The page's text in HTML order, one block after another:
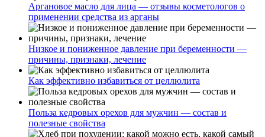
Аргановое масло для лица — отзывы косметологов о
применении средства из арганы
Низкое и пониженное давление при беременности —
причины, признаки, лечение
Как эффективно избавиться от целлюлита
Польза кедровых орехов для мужчин — состав и
полезные свойства